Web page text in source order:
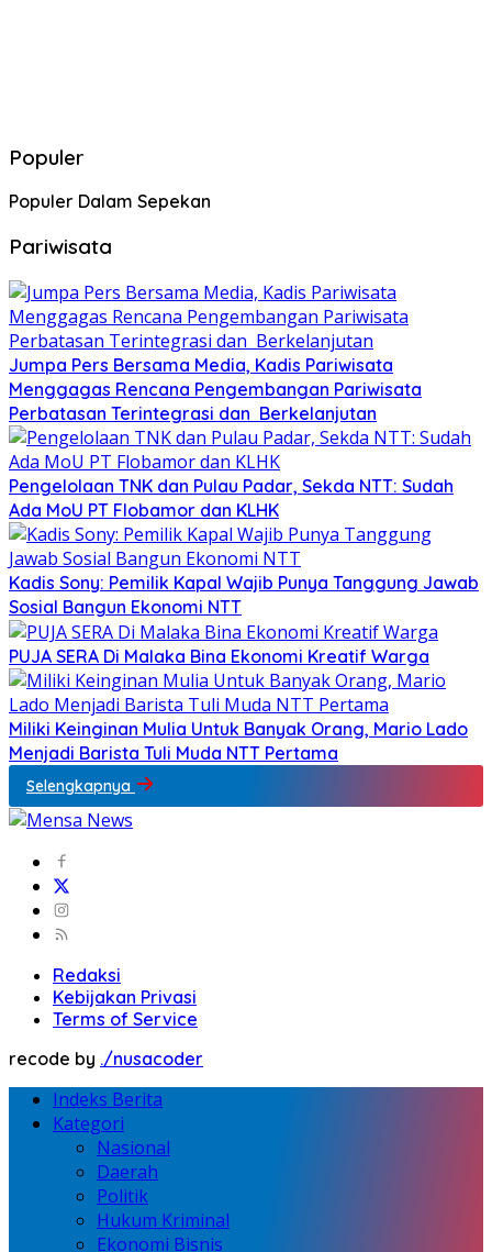
Populer
Populer Dalam Sepekan
Pariwisata
Jumpa Pers Bersama Media, Kadis Pariwisata
Menggagas Rencana Pengembangan Pariwisata
Perbatasan Terintegrasi dan Berkelanjutan
Pengelolaan TNK dan Pulau Padar, Sekda NTT: Sudah
Ada MoU PT Flobamor dan KLHK
Kadis Sony: Pemilik Kapal Wajib Punya Tanggung Jawab
Sosial Bangun Ekonomi NTT
PUJA SERA Di Malaka Bina Ekonomi Kreatif Warga
Miliki Keinginan Mulia Untuk Banyak Orang, Mario Lado
Menjadi Barista Tuli Muda NTT Pertama
Selengkapnya
Redaksi
Kebijakan Privasi
Terms of Service
recode by ./nusacoder
Indeks Berita
Kategori
Nasional
Daerah
Politik
Hukum Kriminal
Ekonomi Bisnis